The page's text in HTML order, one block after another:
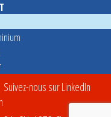
| Suivez-nous sur LinkedIn